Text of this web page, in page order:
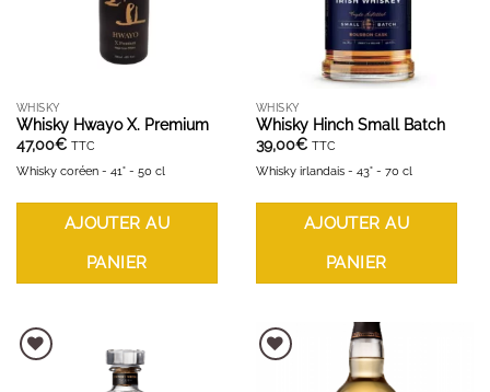
WHISKY
Whisky Hwayo X. Premium
47,00€ TTC
Whisky coréen - 41° - 50 cl
AJOUTER AU
PANIER
WHISKY
Whisky Hinch Small Batch
39,00€ TTC
Whisky irlandais - 43° - 70 cl
AJOUTER AU
PANIER
AJOUTER À LA LISTE D'ENVIES AJOUTER À LA LISTE D'ENVIES